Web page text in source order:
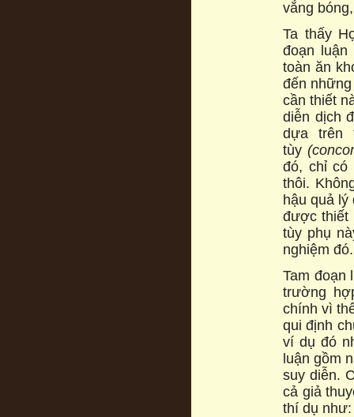
vắng
Ta thấy
đoạn
toàn ăn
đến
cần thiết
diễn dịch
dựa trên
tùy
đó, chỉ có
thôi.
hậu quả lý
được thiết
tùy phụ
nghiệm đó.
Tam đoạn
trường
chính vì
qui định
ví dụ đó
luận gồm
suy diễn.
cả giả
thí dụ